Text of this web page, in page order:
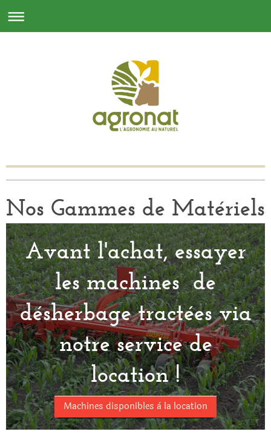
Nos Gammes de Matériels
Avant l'achat, essayer
les machines de
désherbage tractées via
notre service de
location !
Machines disponibles à la location